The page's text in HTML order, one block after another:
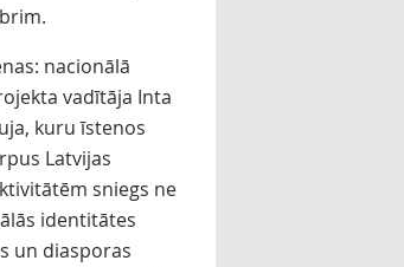
nacionālā
vadītāja Inta
kuru īstenos
Latvijas
sniegs ne
identitātes
un diasporas